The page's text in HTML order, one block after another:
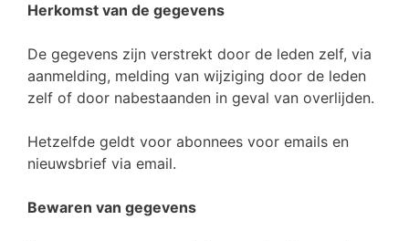
Herkomst van de gegevens
De gegevens zijn verstrekt door de leden zelf, via
aanmelding, melding van wijziging door de leden
zelf of door nabestaanden in geval van overlijden.
Hetzelfde geldt voor abonnees voor emails en
nieuwsbrief via email.
Bewaren van gegevens